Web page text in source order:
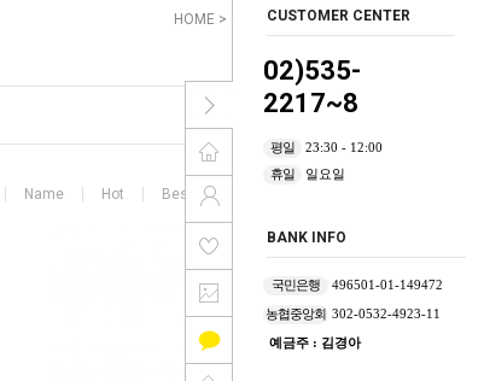
CUSTOMER CENTER
02)535-
2217~8
평일
23:30 - 12:00
휴일
일요일
BANK INFO
국민은행
496501-01-149472
농협중앙회 302-0532-4923-11
예금주 : 김경아
HOME > 수반/화기>플라스틱수반
Name Hot Best